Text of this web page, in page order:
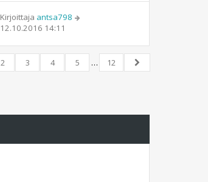
Kirjoittaja antsa798
12.10.2016 14:11
2 3 4 5 …
12
Seuraava